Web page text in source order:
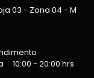
03 - Zona 04 - M
10:00 - 20:00 hrs